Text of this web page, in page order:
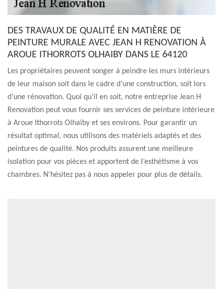
DES TRAVAUX DE QUALITÉ EN MATIÈRE DE
PEINTURE MURALE AVEC JEAN H RENOVATION À
AROUE ITHORROTS OLHAIBY DANS LE 64120
Les propriétaires peuvent songer à peindre les murs intérieurs
de leur maison soit dans le cadre d’une construction, soit lors
d’une rénovation. Quoi qu’il en soit, notre entreprise Jean H
Renovation peut vous fournir ses services de peinture intérieure
à Aroue Ithorrots Olhaiby et ses environs. Pour garantir un
résultat optimal, nous utilisons des matériels adaptés et des
peintures de qualité. Nos produits assurent une meilleure
isolation pour vos pièces et apportent de l’esthétisme à vos
chambres. N’hésitez pas à nous appeler pour plus de détails.